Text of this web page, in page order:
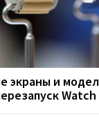
экраны и
Watch